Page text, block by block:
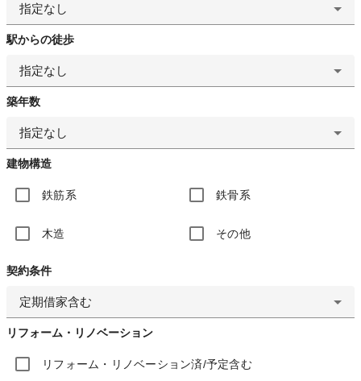
指定なし
駅からの徒歩
指定なし
築年数
指定なし
建物構造
鉄筋系 鉄骨系
木造 その他
契約条件
定期借家含む
リフォーム・リノベーション
リフォーム・リノベーション済/予定含む